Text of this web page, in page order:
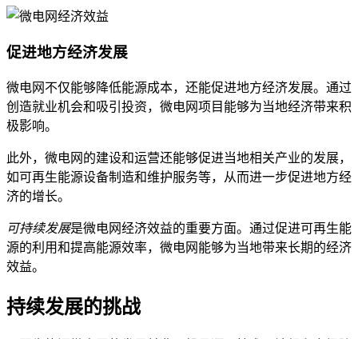
促进地方经济发展
微电网不仅能够降低能源成本，还能促进地方经济发展。通过
创造就业机会和吸引投资，微电网项目能够为当地经济带来积
极影响。
此外，微电网的建设和运营还能够促进当地相关产业的发展，
如可再生能源设备制造和维护服务等，从而进一步促进地方经
济的增长。
可持续发展是微电网经济效益的重要方面。通过促进可再生能
源的利用和提高能源效率，微电网能够为当地带来长期的经济
效益。
持续发展的挑战